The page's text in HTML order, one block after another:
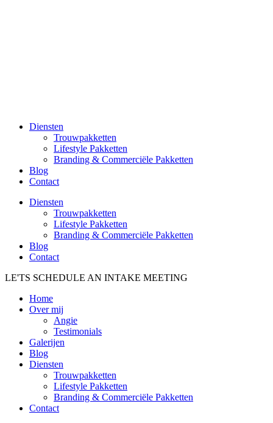
Diensten
Trouwpakketten
Lifestyle Pakketten
Branding & Commerciële Pakketten
Blog
Contact
Diensten
Trouwpakketten
Lifestyle Pakketten
Branding & Commerciële Pakketten
Blog
Contact
LE'TS SCHEDULE AN INTAKE MEETING
Home
Over mij
Angie
Testimonials
Galerijen
Blog
Diensten
Trouwpakketten
Lifestyle Pakketten
Branding & Commerciële Pakketten
Contact